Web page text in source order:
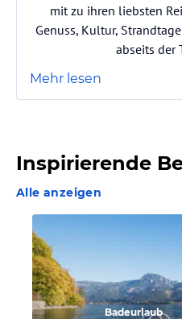
mit zu ihren liebsten
Genuss, Kultur,
abseits der
Mehr lesen
Inspirierende
Alle anzeigen
Badeurlaub